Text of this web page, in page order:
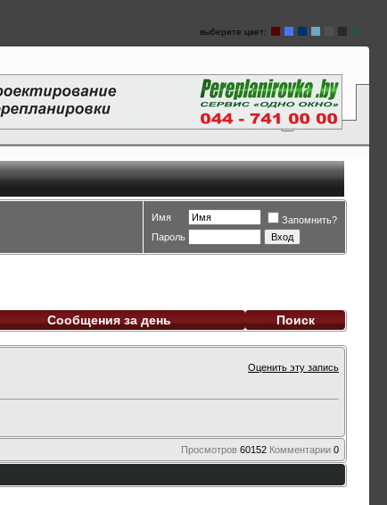
выберите цвет:
Имя
Запомнить?
Пароль
Сообщения за день Поиск
Оценить эту запись
Просмотров 60152 Комментарии 0